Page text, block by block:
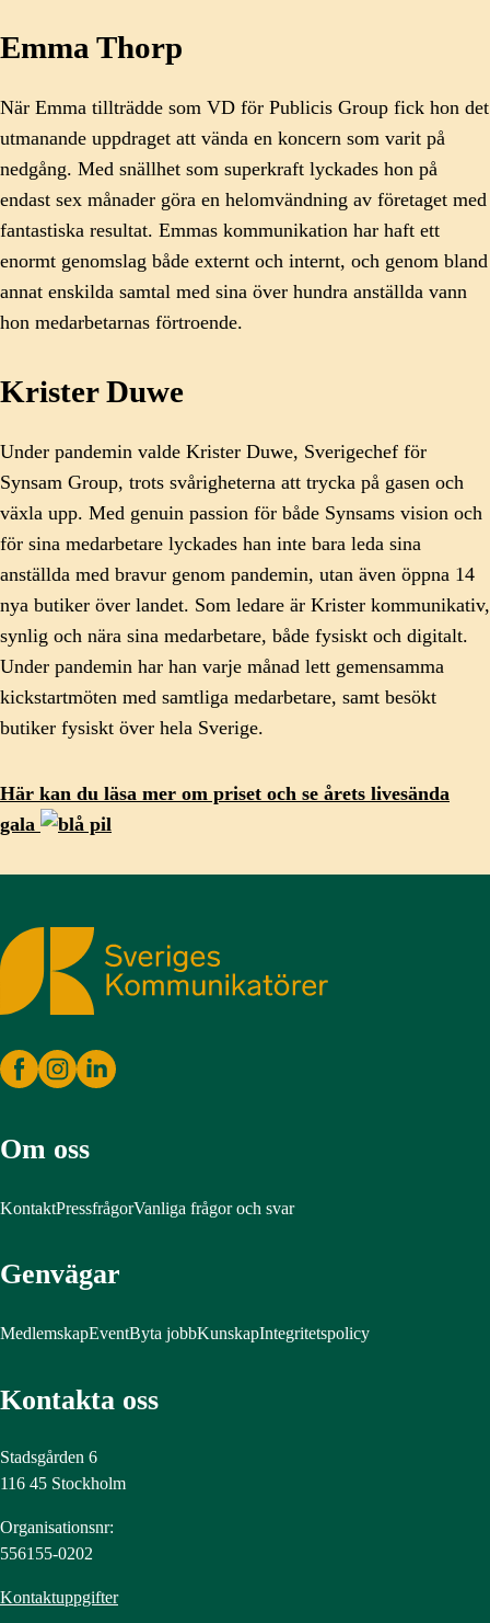
Emma Thorp
När Emma tillträdde som VD för Publicis Group fick hon det
utmanande uppdraget att vända en koncern som varit på
nedgång. Med snällhet som superkraft lyckades hon på
endast sex månader göra en helomvändning av företaget med
fantastiska resultat. Emmas kommunikation har haft ett
enormt genomslag både externt och internt, och genom bland
annat enskilda samtal med sina över hundra anställda vann
hon medarbetarnas förtroende.
Krister Duwe
Under pandemin valde Krister Duwe, Sverigechef för
Synsam Group, trots svårigheterna att trycka på gasen och
växla upp. Med genuin passion för både Synsams vision och
för sina medarbetare lyckades han inte bara leda sina
anställda med bravur genom pandemin, utan även öppna 14
nya butiker över landet. Som ledare är Krister kommunikativ,
synlig och nära sina medarbetare, både fysiskt och digitalt.
Under pandemin har han varje månad lett gemensamma
kickstartmöten med samtliga medarbetare, samt besökt
butiker fysiskt över hela Sverige.
Här kan du läsa mer om priset och se årets livesända
gala
Sveriges Kommunikatörer
Om oss
KontaktPressfrågorVanliga frågor och svar
Genvägar
MedlemskapEventByta jobbKunskapIntegritetspolicy
Kontakta oss
Stadsgården 6
116 45 Stockholm
Organisationsnr:
556155-0202
Kontaktuppgifter